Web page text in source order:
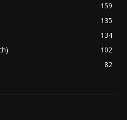
159
135
134
102
82